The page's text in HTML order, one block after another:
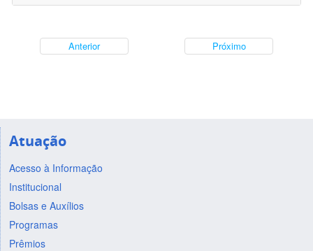
Anterior Próximo
Atuação
Acesso à Informação
Institucional
Bolsas e Auxílios
Programas
Prêmios